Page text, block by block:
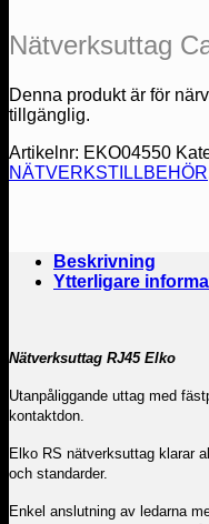
Nätverksuttag
Denna produkt är för
tillgänglig.
Artikelnr: EKO04550
NÄTVERKSTILLBEHÖR
Beskrivning
Ytterligare
Nätverksuttag RJ45 Elko
Utanpåliggande uttag med
kontaktdon.
Elko RS nätverksuttag klarar
och standarder.
Enkel anslutning av ledarna